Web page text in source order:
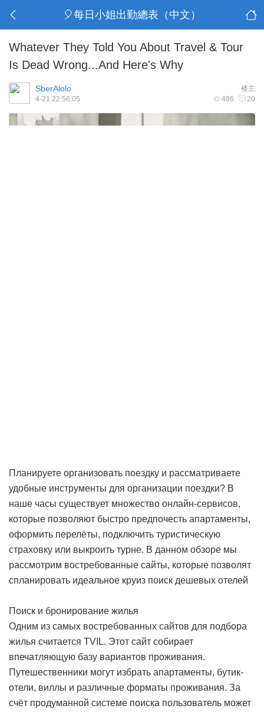
🎈每日小姐出勤總表（中文）
Whatever They Told You About Travel & Tour
Is Dead Wrong...And Here's Why
楼主
SberAlolo
486 20
4-21 22:56:05
Планируете организовать поездку и рассматриваете
удобные инструменты для организации поездки? В
наше часы существует множество онлайн-сервисов,
которые позволяют быстро предпочесть апартаменты,
оформить перелёты, подключить туристическую
страховку или выкроить турне. В данном обзоре мы
рассмотрим востребованные сайты, которые позволят
спланировать идеальное круиз поиск дешевых отелей
Поиск и бронирование жилья
Одним из самых востребованных сайтов для подбора
жилья считается TVIL. Этот сайт собирает
впечатляющую базу вариантов проживания.
Путешественники могут избрать апартаменты, бутик-
отели, виллы и различные форматы проживания. За
счёт продуманной системе поиска пользователь может